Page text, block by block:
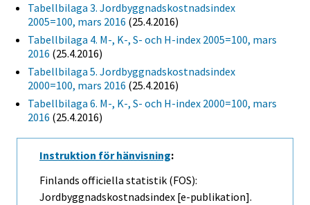
Tabellbilaga 3. Jordbyggnadskostnadsindex
2005=100, mars 2016 (25.4.2016)
Tabellbilaga 4. M-, K-, S- och H-index 2005=100, mars
2016 (25.4.2016)
Tabellbilaga 5. Jordbyggnadskostnadsindex
2000=100, mars 2016 (25.4.2016)
Tabellbilaga 6. M-, K-, S- och H-index 2000=100, mars
2016 (25.4.2016)
Instruktion för hänvisning:
Finlands officiella statistik (FOS):
Jordbyggnadskostnadsindex [e-publikation].